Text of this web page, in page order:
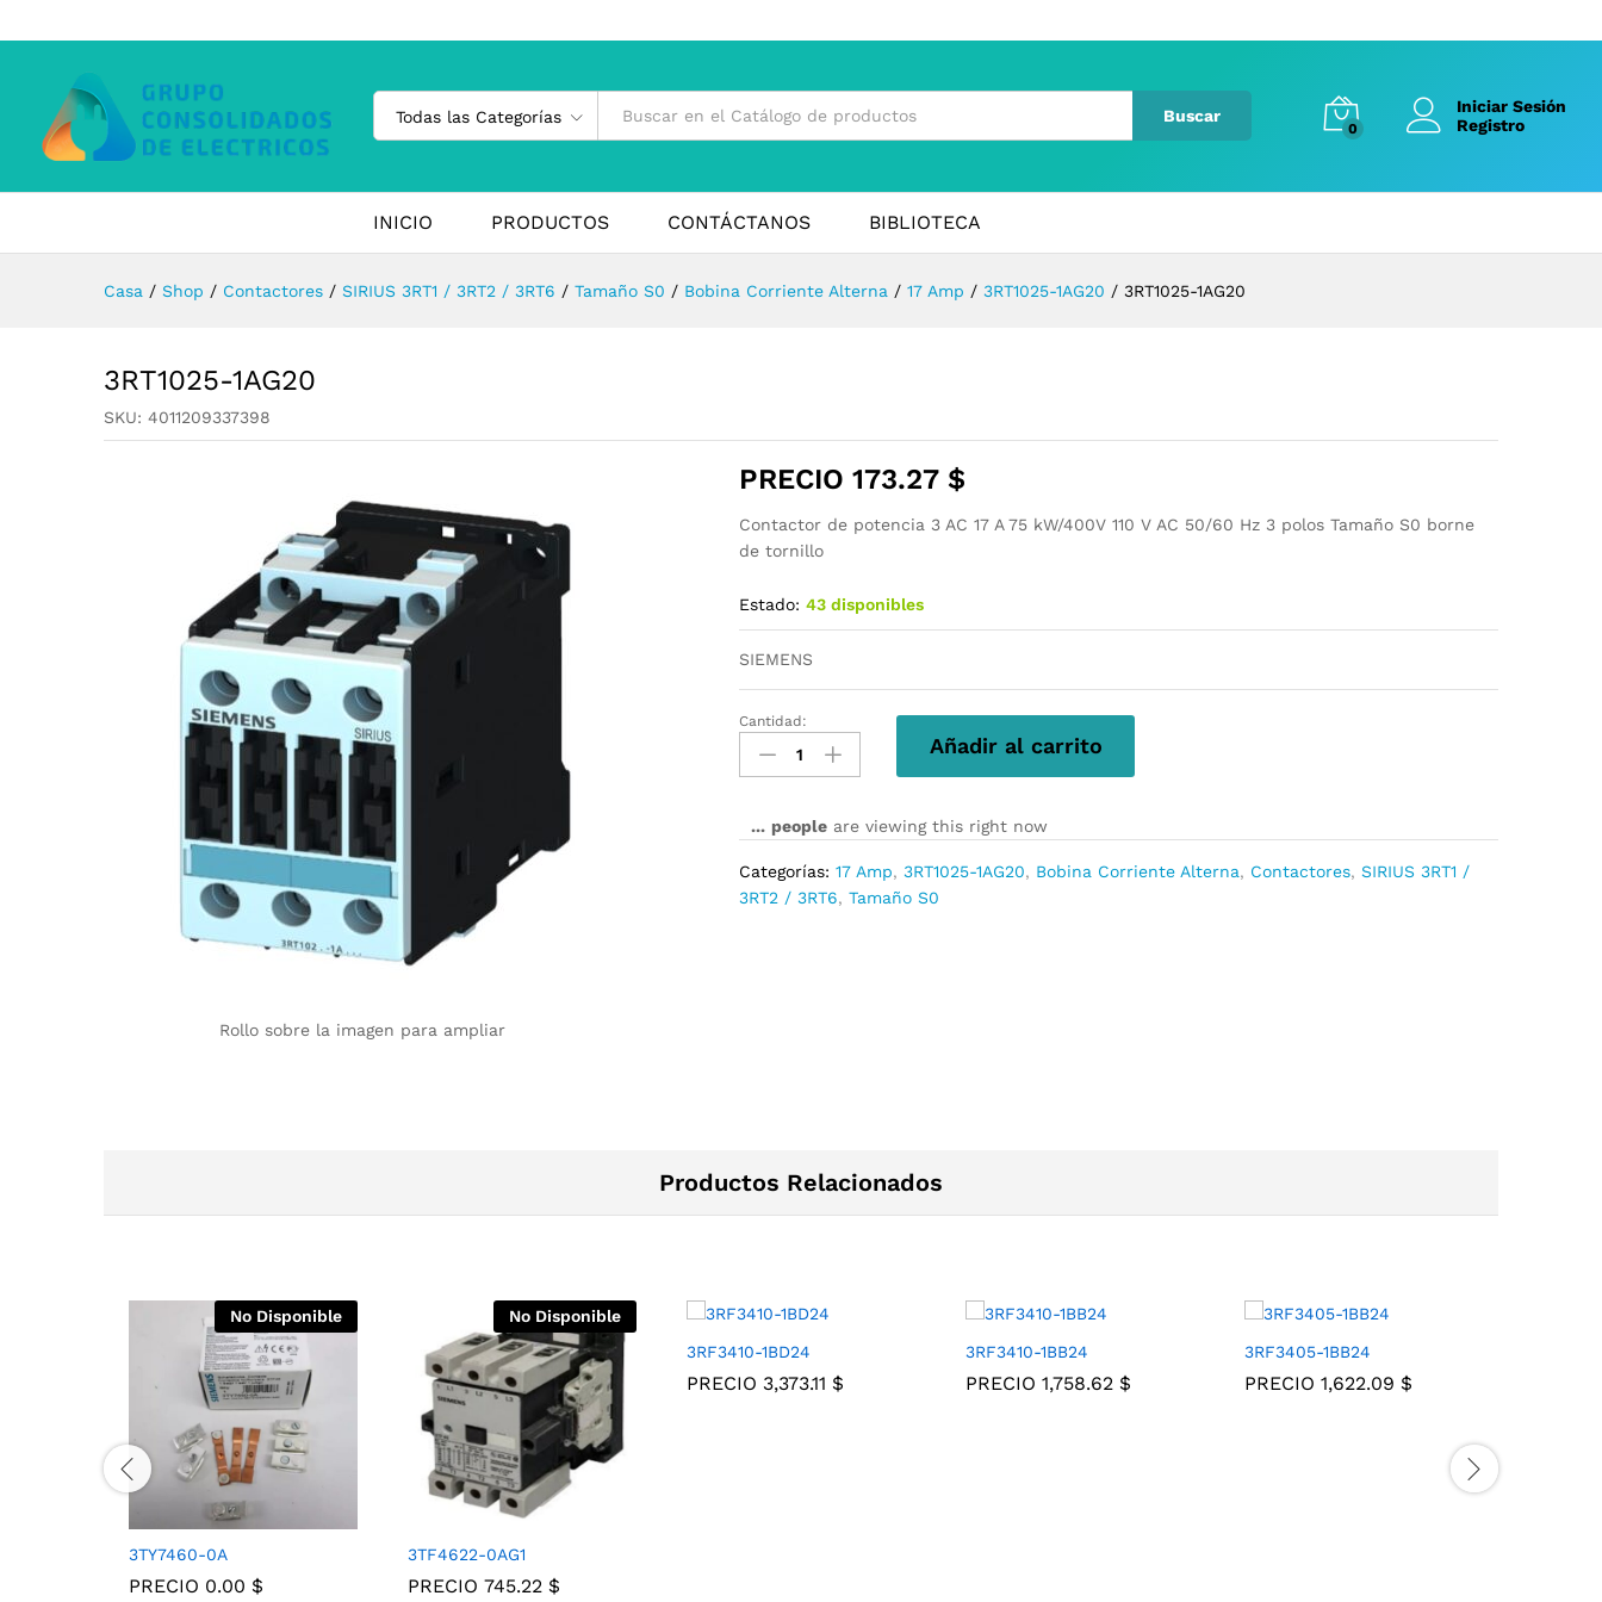
Todas las Categorías Buscar
0
Iniciar Sesión
Registro
INICIO PRODUCTOS CONTÁCTANOS BIBLIOTECA
Casa / Shop / Contactores / SIRIUS 3RT1 / 3RT2 / 3RT6 / Tamaño S0 / Bobina Corriente Alterna / 17 Amp / 3RT1025-1AG20 / 3RT1025-1AG20
3RT1025-1AG20
SKU: 4011209337398
Rollo sobre la imagen para ampliar
PRECIO173.27 $
Contactor de potencia 3 AC 17 A 75 kW/400V 110 V AC 50/60 Hz 3 polos Tamaño S0 borne
de tornillo
Estado: 43 disponibles
SIEMENS
3RT1025-
1AG20
cantidad
Cantidad:
Añadir al carrito
... people are viewing this right now
Categorías:17 Amp,3RT1025-1AG20, Bobina Corriente Alterna, Contactores,SIRIUS 3RT1 /
3RT2 / 3RT6,Tamaño S0
Productos Relacionados
No Disponible
3TY7460-0A
PRECIO 0.00 $
No Disponible
3TF4622-0AG1
PRECIO 745.22 $
3RF3410-1BD24
PRECIO 3,373.11 $
3RF3410-1BB24
PRECIO 1,758.62 $
3RF3405-1BB24
PRECIO 1,622.09 $